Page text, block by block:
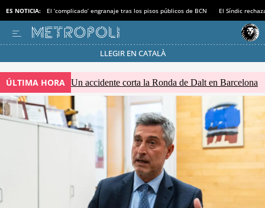
ES NOTICIA: El ‘complicado’ engranaje tras los pisos públicos de BCN El Síndic
LLEGIR EN CATALÀ
Pásate al MODO AHORRO
ÚLTIMA HORA Un accidente corta la Ronda de Dalt en Barcelona